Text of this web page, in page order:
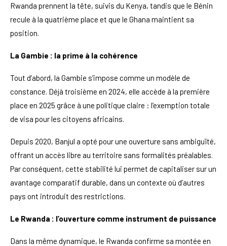
Rwanda prennent la tête, suivis du Kenya, tandis que le Bénin
recule à la quatrième place et que le Ghana maintient sa
position.
La Gambie : la prime à la cohérence
Tout d’abord, la Gambie s’impose comme un modèle de
constance. Déjà troisième en 2024, elle accède à la première
place en 2025 grâce à une politique claire : l’exemption totale
de visa pour les citoyens africains.
Depuis 2020, Banjul a opté pour une ouverture sans ambiguïté,
offrant un accès libre au territoire sans formalités préalables.
Par conséquent, cette stabilité lui permet de capitaliser sur un
avantage comparatif durable, dans un contexte où d’autres
pays ont introduit des restrictions.
Le Rwanda : l’ouverture comme instrument de puissance
Dans la même dynamique, le Rwanda confirme sa montée en